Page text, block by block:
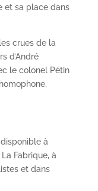
et sa place dans
crues de la
d’André
le colonel Pétin
à
Fabrique, à
et dans